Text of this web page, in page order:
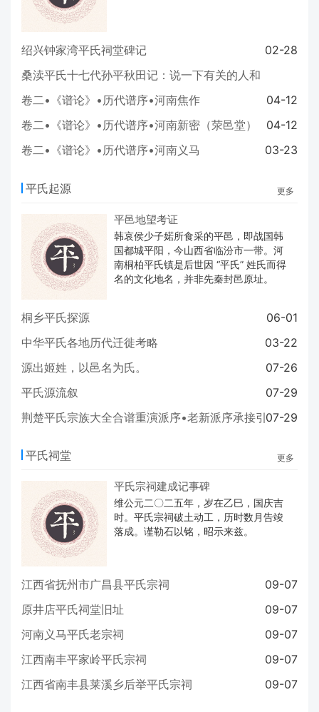
绍兴钟家湾平氏祠堂碑记
02-28
桑渎平氏十七代孙平秋田记：说一下有关的人和
事迹
07-19
卷二•《谱论》•历代谱序•河南焦作
04-12
卷二•《谱论》•历代谱序•河南新密（荥邑堂）
04-12
卷二•《谱论》•历代谱序•河南义马
03-23
平氏起源 更多
平邑地望考证
韩哀侯少子婼所食采的平邑，即战国韩
国都城平阳，今山西省临汾市一带。河
南桐柏平氏镇是后世因 “平氏” 姓氏而得
名的文化地名，并非先秦封邑原址。
桐乡平氏探源
06-01
中华平氏各地历代迁徙考略
03-22
源出姬姓，以邑名为氏。
07-26
平氏源流叙
07-29
荆楚平氏宗族大全合谱重演派序•老新派序承接引07-29
平氏祠堂 更多
平氏宗祠建成记事碑
维公元二〇二五年，岁在乙巳，国庆吉
时。平氏宗祠破土动工，历时数月告竣
落成。谨勒石以铭，昭示来兹。
江西省抚州市广昌县平氏宗祠
09-07
原井店平氏祠堂旧址
09-07
河南义马平氏老宗祠
09-07
江西南丰平家岭平氏宗祠
09-07
江西省南丰县莱溪乡后举平氏宗祠
09-07